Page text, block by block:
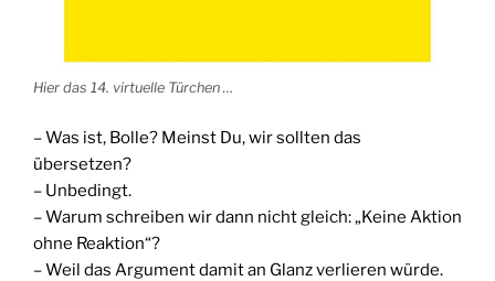
Hier das 14. virtuelle Türchen …
– Was ist, Bolle? Meinst Du, wir sollten das
übersetzen?
– Unbedingt.
– Warum schreiben wir dann nicht gleich: „Keine Aktion
ohne Reaktion“?
– Weil das Argument damit an Glanz verlieren würde.